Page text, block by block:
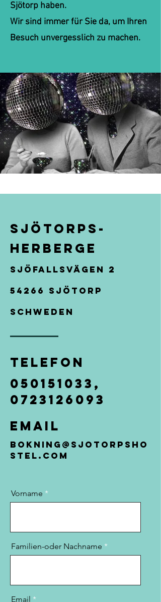
Sjötorp haben.
Wir sind immer für Sie da, um Ihren
Besuch unvergesslich zu machen.
SJÖTORPS-
HERBERGE
SJÖFALLSVÄGEN 2
54266 SJÖTORP
SCHWEDEN
Telefon
050151033 ,
0723126093
Email
Bokning@sjotorpsho
stel.com
Vorname
Familien-oder Nachname
Email